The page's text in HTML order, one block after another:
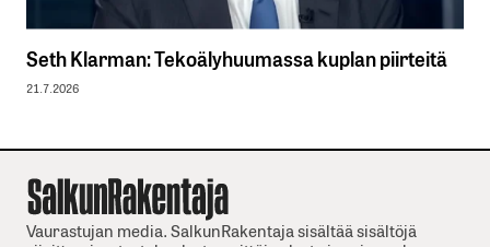
Seth Klarman: Tekoälyhuumassa kuplan piirteitä
21.7.2026
Vaurastujan media. SalkunRakentaja sisältää sisältöjä